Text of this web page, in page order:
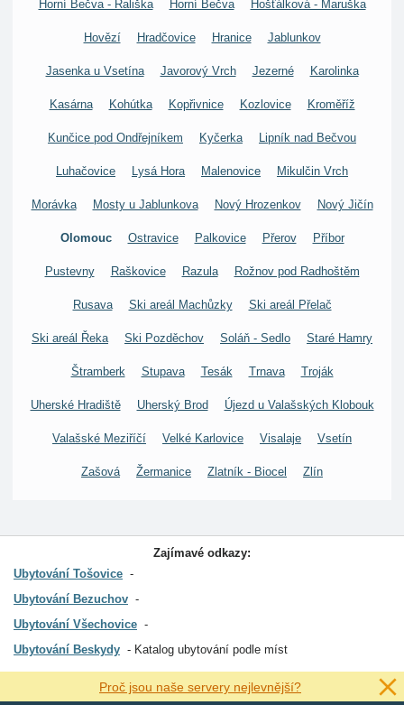
Horní Bečva - Rališka Horní Bečva Hošťálková - Maruška
Hovězí Hradčovice Hranice Jablunkov
Jasenka u Vsetína Javorový Vrch Jezerné Karolinka
Kasárna Kohútka Kopřivnice Kozlovice Kroměříž
Kunčice pod Ondřejníkem Kyčerka Lipník nad Bečvou
Luhačovice Lysá Hora Malenovice Mikulčin Vrch
Morávka Mosty u Jablunkova Nový Hrozenkov Nový Jičín
Olomouc Ostravice Palkovice Přerov Příbor
Pustevny Raškovice Razula Rožnov pod Radhoštěm
Rusava Ski areál Machůzky Ski areál Přelač
Ski areál Řeka Ski Pozděchov Soláň - Sedlo Staré Hamry
Štramberk Stupava Tesák Trnava Troják
Uherské Hradiště Uherský Brod Újezd u Valašských Klobouk
Valašské Meziříčí Velké Karlovice Visalaje Vsetín
Zašová Žermanice Zlatník - Biocel Zlín
Zajímavé odkazy:
Ubytování Tošovice
Ubytování Bezuchov
Ubytování Všechovice
Ubytování Beskydy
Katalog ubytování podle míst
Proč jsou naše servery nejlevnější?